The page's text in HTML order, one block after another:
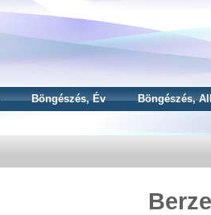
Böngészés, Év
Böngészés,